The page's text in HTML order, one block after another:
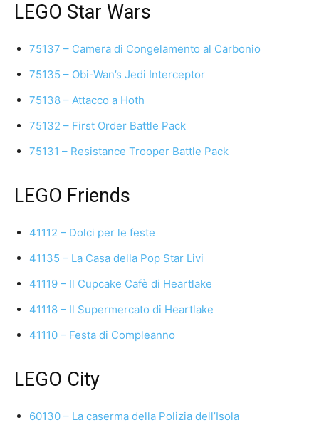
LEGO Star Wars
75137 – Camera di Congelamento al Carbonio
75135 – Obi-Wan’s Jedi Interceptor
75138 – Attacco a Hoth
75132 – First Order Battle Pack
75131 – Resistance Trooper Battle Pack
LEGO Friends
41112 – Dolci per le feste
41135 – La Casa della Pop Star Livi
41119 – Il Cupcake Cafè di Heartlake
41118 – Il Supermercato di Heartlake
41110 – Festa di Compleanno
LEGO City
60130 – La caserma della Polizia dell’Isola